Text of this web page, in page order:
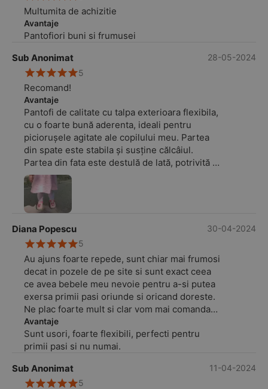
Multumita de achizitie
Avantaje
Pantofiori buni si frumusei
Sub Anonimat
28-05-2024
5
Recomand!
Avantaje
Pantofi de calitate cu talpa exterioara flexibila,
cu o foarte bună aderenta, ideali pentru
piciorușele agitate ale copilului meu. Partea
din spate este stabila și susține călcâiul.
Partea din fata este destulă de lată, potrivită și
piciorușelor mai pufoase.
Diana Popescu
30-04-2024
5
Au ajuns foarte repede, sunt chiar mai frumosi
decat in pozele de pe site si sunt exact ceea
ce avea bebele meu nevoie pentru a-si putea
exersa primii pasi oriunde si oricand doreste.
Ne plac foarte mult si clar vom mai comanda
de aici tot felul de alte modele pentru viitor.
Avantaje
Sunt usori, foarte flexibili, perfecti pentru
primii pasi si nu numai.
Sub Anonimat
11-04-2024
5